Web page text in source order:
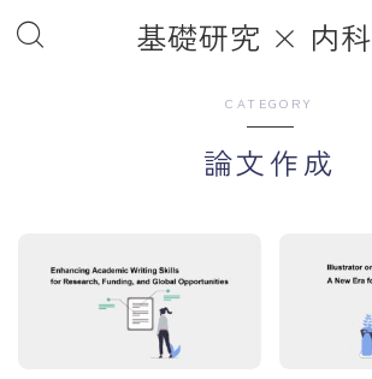
基礎研究 × 内
基礎研究 Basic Science
ライフハック
CATEGORY
論文作成